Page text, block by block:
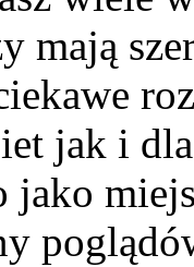
mają
jak i